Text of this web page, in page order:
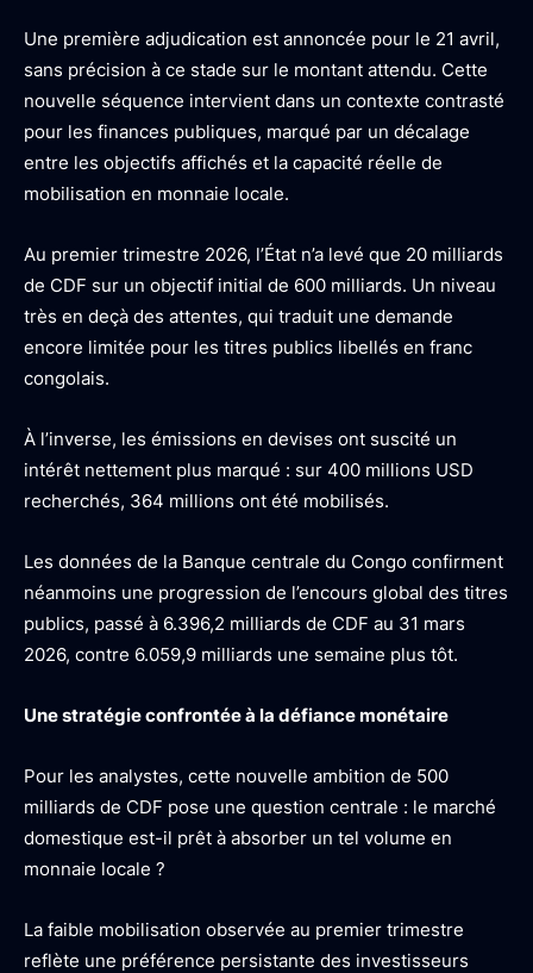
Une première adjudication est annoncée pour le 21 avril,
sans précision à ce stade sur le montant attendu. Cette
nouvelle séquence intervient dans un contexte contrasté
pour les finances publiques, marqué par un décalage
entre les objectifs affichés et la capacité réelle de
mobilisation en monnaie locale.
Au premier trimestre 2026, l’État n’a levé que 20 milliards
de CDF sur un objectif initial de 600 milliards. Un niveau
très en deçà des attentes, qui traduit une demande
encore limitée pour les titres publics libellés en franc
congolais.
À l’inverse, les émissions en devises ont suscité un
intérêt nettement plus marqué : sur 400 millions USD
recherchés, 364 millions ont été mobilisés.
Les données de la Banque centrale du Congo confirment
néanmoins une progression de l’encours global des titres
publics, passé à 6.396,2 milliards de CDF au 31 mars
2026, contre 6.059,9 milliards une semaine plus tôt.
Une stratégie confrontée à la défiance monétaire
Pour les analystes, cette nouvelle ambition de 500
milliards de CDF pose une question centrale : le marché
domestique est-il prêt à absorber un tel volume en
monnaie locale ?
La faible mobilisation observée au premier trimestre
reflète une préférence persistante des investisseurs